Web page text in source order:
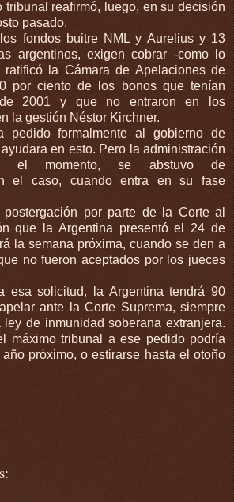
tribunal reafirmó, luego, en su decisión
pasado.
fondos buitre NML y Aurelius y 13
argentinos, exigen cobrar -como lo
la Cámara de Apelaciones de
por ciento de los bonos que tenían
2001 y que no entraron en los
la gestión Néstor Kirchner.
pedido formalmente al gobierno de
en esto. Pero la administración
el momento, se abstuvo de
el caso, cuando entra en su fase
por parte de la Corte al
que la Argentina presentó el 24 de
la semana próxima, cuando se den a
no fueron aceptados por los jueces
esa solicitud, la Argentina tendrá 90
ante la Corte Suprema, siempre
de inmunidad soberana extranjera.
máximo tribunal a ese pedido podría
año próximo, o estirarse hasta el otoño